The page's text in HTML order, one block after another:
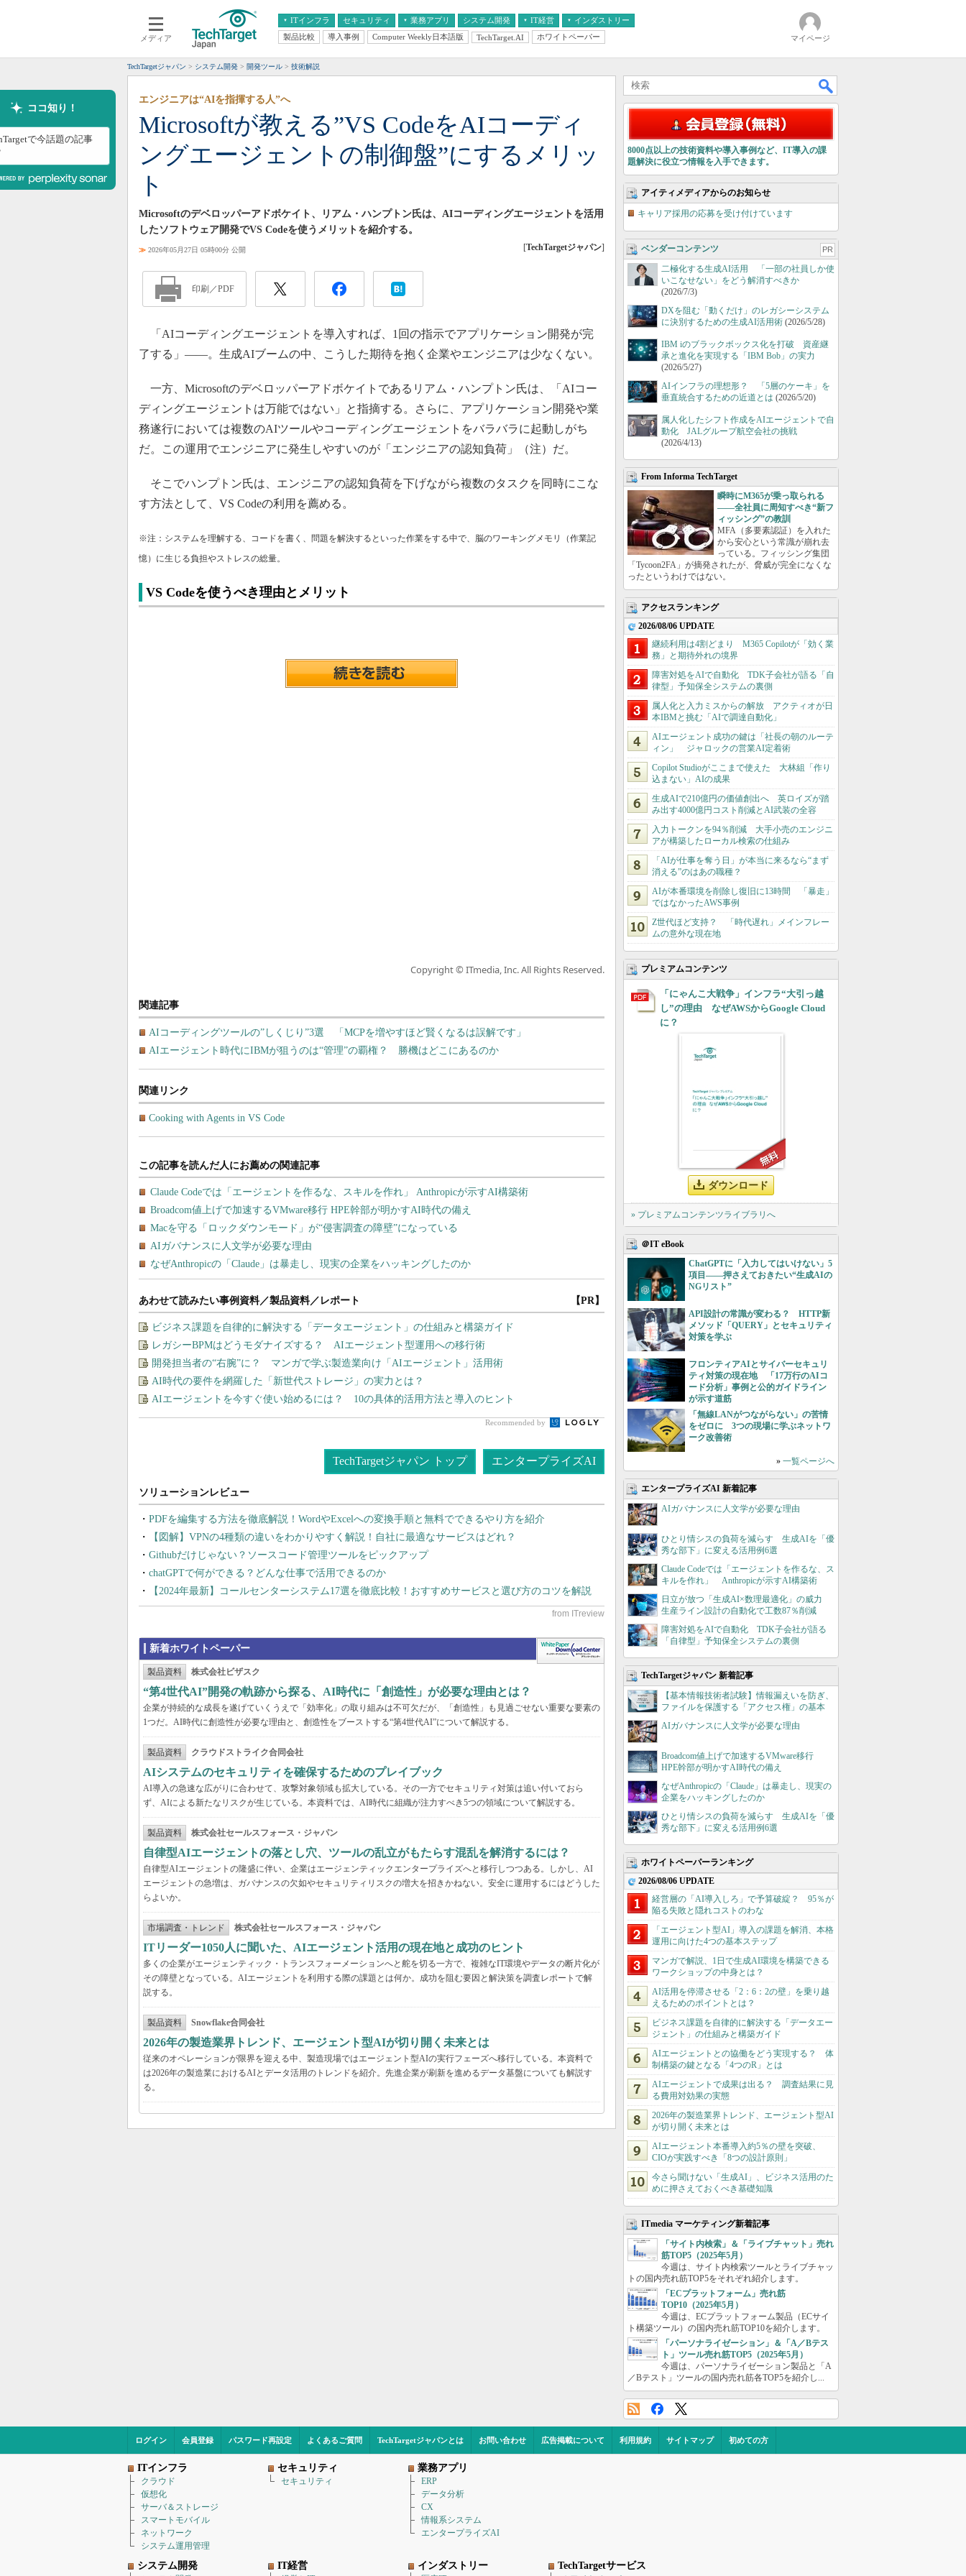
メディア
ITインフラ
クラウド
スマートモバイル
ネットワーク
システム運用管理
セキュリティ 業務アプリ
エンタープライズAI
ERP
CX
情報系システム
システム開発 IT経営
経営とIT
インダストリー
医療IT
製品比較 導入事例 Computer Weekly日本語版 TechTarget.AI ホワイトペーパー マイページ
TechTargetジャパン システム開発 開発ツール 技術解説
ココ知り！
で今話題の記事
Microsoftが教える”VS CodeをAIコーディ
ングエージェントの制御盤”にするメリッ
ト
エンジニアは“AIを指揮する人”へ
Microsoftのデベロッパーアドボケイト、リアム・ハンプトン氏は、AIコーディングエージェントを活用
したソフトウェア開発でVS Codeを使うメリットを紹介する。
≫ 2026年05月27日 05時00分 公開 [TechTargetジャパン]
印刷／PDF
「AIコーディングエージェントを導入すれば、1回の指示でアプリケーション開発が完
了する」――。生成AIブームの中、こうした期待を抱く企業やエンジニアは少なくない。
一方、Microsoftのデベロッパーアドボケイトであるリアム・ハンプトン氏は、「AIコー
ディングエージェントは万能ではない」と指摘する。さらに、アプリケーション開発や業
務遂行においては複数のAIツールやコーディングエージェントをバラバラに起動しがち
だ。この運用でエンジニアに発生しやすいのが「エンジニアの認知負荷」（注）だ。
そこでハンプトン氏は、エンジニアの認知負荷を下げながら複数のタスクを同時にこな
す方法として、VS Codeの利用を薦める。
※注：システムを理解する、コードを書く、問題を解決するといった作業をする中で、脳のワーキングメモリ（作業記
憶）に生じる負担やストレスの総量。
VS Codeを使うべき理由とメリット
Copyright © ITmedia, Inc. All Rights Reserved.
関連記事
AIコーディングツールの”しくじり”3選 「MCPを増やすほど賢くなるは誤解です」
AIエージェント時代にIBMが狙うのは“管理”の覇権？ 勝機はどこにあるのか
関連リンク
Cooking with Agents in VS Code
あわせて読みたい事例資料／製品資料／レポート 【PR】
ビジネス課題を自律的に解決する「データエージェント」の仕組みと構築ガイド
レガシーBPMはどうモダナイズする？ AIエージェント型運用への移行術
開発担当者の“右腕”に？ マンガで学ぶ製造業向け「AIエージェント」活用術
AI時代の要件を網羅した「新世代ストレージ」の実力とは？
AIエージェントを今すぐ使い始めるには？ 10の具体的活用方法と導入のヒント
Recommended by
TechTargetジャパン トップ エンタープライズAI
PDFを編集する方法を徹底解説！WordやExcelへの変換手順と無料でできるやり方を紹介
【図解】VPNの4種類の違いをわかりやすく解説！自社に最適なサービスはどれ？
Githubだけじゃない？ソースコード管理ツールをピックアップ
chatGPTで何ができる？どんな仕事で活用できるのか
【2024年最新】コールセンターシステム17選を徹底比較！おすすめサービスと選び方のコツを解説
新着ホワイトペーパー
製品資料 株式会社ビザスク
“第4世代AI”開発の軌跡から探る、AI時代に「創造性」が必要な理由とは？
企業が持続的な成長を遂げていくうえで「効率化」の取り組みは不可欠だが、「創造性」も見過ごせない重要な要素の
1つだ。AI時代に創造性が必要な理由と、創造性をブーストする“第4世代AI”について解説する。
製品資料 クラウドストライク合同会社
AIシステムのセキュリティを確保するためのプレイブック
AI導入の急速な広がりに合わせて、攻撃対象領域も拡大している。その一方でセキュリティ対策は追い付いておら
ず、AIによる新たなリスクが生じている。本資料では、AI時代に組織が注力すべき5つの領域について解説する。
製品資料 株式会社セールスフォース・ジャパン
自律型AIエージェントの落とし穴、ツールの乱立がもたらす混乱を解消するには？
自律型AIエージェントの隆盛に伴い、企業はエージェンティックエンタープライズへと移行しつつある。しかし、AI
エージェントの急増は、ガバナンスの欠如やセキュリティリスクの増大を招きかねない。安全に運用するにはどうした
らよいか。
市場調査・トレンド 株式会社セールスフォース・ジャパン
ITリーダー1050人に聞いた、AIエージェント活用の現在地と成功のヒント
多くの企業がエージェンティック・トランスフォーメーションへと舵を切る一方で、複雑なIT環境やデータの断片化が
その障壁となっている。AIエージェントを利用する際の課題とは何か。成功を阻む要因と解決策を調査レポートで解
説する。
製品資料 Snowflake合同会社
2026年の製造業界トレンド、エージェント型AIが切り開く未来とは
従来のオペレーションが限界を迎える中、製造現場ではエージェント型AIの実行フェーズへ移行している。本資料で
は2026年の製造業におけるAIとデータ活用のトレンドを紹介。先進企業が刷新を進めるデータ基盤についても解説す
る。
8000点以上の技術資料や導入事例など、IT導入の課
題解決に役立つ情報を入手できます。
アイティメディアからのお知らせ
キャリア採用の応募を受け付けています
ベンダーコンテンツ PR
二極化する生成AI活用 「一部の社員しか使
いこなせない」をどう解消すべきか
(2026/7/3)
DXを阻む「動くだけ」のレガシーシステム
に決別するための生成AI活用術 (2026/5/28)
IBM iのブラックボックス化を打破 資産継
承と進化を実現する「IBM Bob」の実力
(2026/5/27)
AIインフラの理想形？ 「5層のケーキ」を
垂直統合するための近道とは (2026/5/20)
属人化したシフト作成をAIエージェントで自
動化 JALグループ航空会社の挑戦
(2026/4/13)
From Informa TechTarget
瞬時にM365が乗っ取られる
――全社員に周知すべき“新フ
ィッシング”の教訓
MFA（多要素認証）を入れた
から安心という常識が崩れ去
っている。フィッシング集団
「Tycoon2FA」が摘発されたが、脅威が完全になくな
ったというわけではない。
アクセスランキング
2026/08/06 UPDATE
継続利用は4割どまり M365 Copilotが「効く業
務」と期待外れの境界
障害対処をAIで自動化 TDK子会社が語る「自
律型」予知保全システムの裏側
属人化と入力ミスからの解放 アクティオが日
本IBMと挑む「AIで調達自動化」
AIエージェント成功の鍵は「社長の朝のルーテ
ィン」 ジャロックの営業AI定着術
Copilot Studioがここまで使えた 大林組「作り
込まない」AIの成果
生成AIで210億円の価値創出へ 英ロイズが踏
み出す4000億円コスト削減とAI武装の全容
入力トークンを94％削減 大手小売のエンジニ
アが構築したローカル検索の仕組み
「AIが仕事を奪う日」が本当に来るなら“まず
消える”のはあの職種？
AIが本番環境を削除し復旧に13時間 「暴走」
ではなかったAWS事例
Z世代ほど支持？ 「時代遅れ」メインフレー
ムの意外な現在地
プレミアムコンテンツ
「にゃんこ大戦争」インフラ“大引っ越
し”の理由 なぜAWSからGoogle Cloud
に？
ダウンロード
» プレミアムコンテンツライブラリへ
＠IT eBook
ChatGPTに「入力してはいけない」5
項目――押さえておきたい“生成AIの
NGリスト”
API設計の常識が変わる？ HTTP新
メソッド「QUERY」とセキュリティ
対策を学ぶ
フロンティアAIとサイバーセキュリ
ティ対策の現在地 「17万行のAIコ
ード分析」事例と公的ガイドライン
が示す道筋
「無線LANがつながらない」の苦情
をゼロに 3つの現場に学ぶネットワ
ーク改善術
» 一覧ページへ
エンタープライズAI 新着記事
AIガバナンスに人文学が必要な理由
ひとり情シスの負荷を減らす 生成AIを「優
秀な部下」に変える活用例6選
Claude Codeでは「エージェントを作るな、ス
キルを作れ」 Anthropicが示すAI構築術
日立が放つ「生成AI×数理最適化」の威力
生産ライン設計の自動化で工数87％削減
障害対処をAIで自動化 TDK子会社が語る
「自律型」予知保全システムの裏側
TechTargetジャパン 新着記事
【基本情報技術者試験】情報漏えいを防ぎ、
ファイルを保護する「アクセス権」の基本
AIガバナンスに人文学が必要な理由
Broadcom値上げで加速するVMware移行
HPE幹部が明かすAI時代の備え
なぜAnthropicの「Claude」は暴走し、現実の
企業をハッキングしたのか
ひとり情シスの負荷を減らす 生成AIを「優
秀な部下」に変える活用例6選
ホワイトペーパーランキング
2026/08/06 UPDATE
経営層の「AI導入しろ」で予算破綻？ 95％が
陥る失敗と隠れコストのわな
「エージェント型AI」導入の課題を解消、本格
運用に向けた4つの基本ステップ
マンガで解説、1日で生成AI環境を構築できる
ワークショップの中身とは？
AI活用を停滞させる「2：6：2の壁」を乗り越
えるためのポイントとは？
ビジネス課題を自律的に解決する「データエー
ジェント」の仕組みと構築ガイド
AIエージェントとの協働をどう実現する？ 体
制構築の鍵となる「4つのR」とは
AIエージェントで成果は出る？ 調査結果に見
る費用対効果の実態
2026年の製造業界トレンド、エージェント型AI
が切り開く未来とは
AIエージェント本番導入約5％の壁を突破、
CIOが実践すべき「8つの設計原則」
今さら聞けない「生成AI」、ビジネス活用のた
めに押さえておくべき基礎知識
ITmedia マーケティング新着記事
「サイト内検索」＆「ライブチャット」売れ
筋TOP5（2025年5月）
今週は、サイト内検索ツールとライブチャッ
トの国内売れ筋TOP5をそれぞれ紹介します。
「ECプラットフォーム」売れ筋
TOP10（2025年5月）
今週は、ECプラットフォーム製品（ECサイ
ト構築ツール）の国内売れ筋TOP10を紹介します。
「パーソナライゼーション」＆「A／Bテス
ト」ツール売れ筋TOP5（2025年5月）
今週は、パーソナライゼーション製品と「A
／Bテスト」ツールの国内売れ筋各TOP5を紹介し...
ログイン 会員登録 パスワード再設定 よくあるご質問 TechTargetジャパンとは お問い合わせ 広告掲載について 利用規約 サイトマップ 初めての方
ITインフラ
クラウド
仮想化
サーバ＆ストレージ
スマートモバイル
ネットワーク
システム運用管理
セキュリティ
セキュリティ
業務アプリ
ERP
データ分析
CX
情報系システム
エンタープライズAI
システム開発 IT経営 インダストリー TechTargetサービス